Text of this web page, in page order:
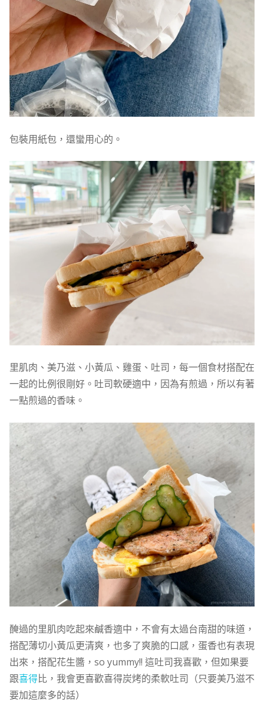
包裝用紙包，還蠻用心的。
里肌肉、美乃滋、小黃瓜、雞蛋、吐司，每一個食材搭配在
一起的比例很剛好。吐司軟硬適中，因為有煎過，所以有著
一點煎過的香味。
醃過的里肌肉吃起來鹹香適中，不會有太過台南甜的味道，
搭配薄切小黃瓜更清爽，也多了爽脆的口感，蛋香也有表現
出來，搭配花生醬，so yummy!! 這吐司我喜歡，但如果要
跟喜得比，我會更喜歡喜得炭烤的柔軟吐司（只要美乃滋不
要加這麼多的話）